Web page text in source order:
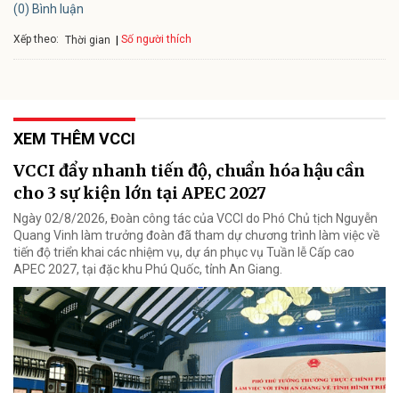
(0) Bình luận
Xếp theo: Thời gian Số người thích
XEM THÊM VCCI
VCCI đẩy nhanh tiến độ, chuẩn hóa hậu cần
cho 3 sự kiện lớn tại APEC 2027
Ngày 02/8/2026, Đoàn công tác của VCCI do Phó Chủ tịch Nguyễn
Quang Vinh làm trưởng đoàn đã tham dự chương trình làm việc về
tiến độ triển khai các nhiệm vụ, dự án phục vụ Tuần lễ Cấp cao
APEC 2027, tại đặc khu Phú Quốc, tỉnh An Giang.